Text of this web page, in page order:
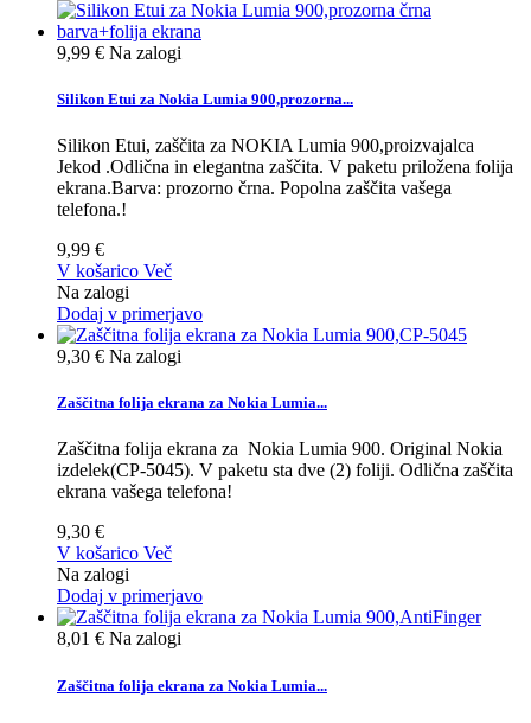
9,99 € Na zalogi
Silikon Etui za Nokia Lumia 900,prozorna...
Silikon Etui, zaščita za NOKIA Lumia 900,proizvajalca
Jekod .Odlična in elegantna zaščita. V paketu priložena folija
ekrana.Barva: prozorno črna. Popolna zaščita vašega
telefona.!
9,99 €
V košarico Več
Na zalogi
Dodaj v primerjavo
9,30 € Na zalogi
Zaščitna folija ekrana za Nokia Lumia...
Zaščitna folija ekrana za Nokia Lumia 900. Original Nokia
izdelek(CP-5045). V paketu sta dve (2) foliji. Odlična zaščita
ekrana vašega telefona!
9,30 €
V košarico Več
Na zalogi
Dodaj v primerjavo
8,01 € Na zalogi
Zaščitna folija ekrana za Nokia Lumia...